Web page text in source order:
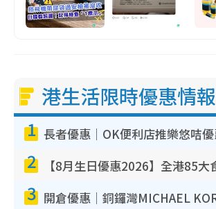
港生活限時優惠情報
1
2
3